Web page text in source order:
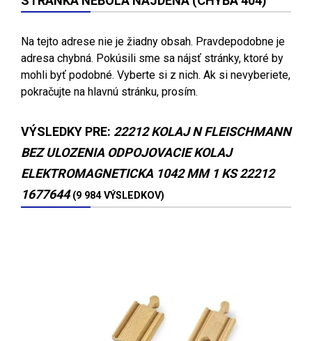
Na tejto adrese nie je žiadny obsah. Pravdepodobne je
adresa chybná. Pokúsili sme sa nájsť stránky, ktoré by
mohli byť podobné. Vyberte si z nich. Ak si nevyberiete,
pokračujte na hlavnú stránku, prosím.
VÝSLEDKY PRE: 22212 KOLAJ N FLEISCHMANN
BEZ ULOZENIA ODPOJOVACIE KOLAJ
ELEKTROMAGNETICKA 1042 MM 1 KS 22212
1677644 (9 984 VÝSLEDKOV)